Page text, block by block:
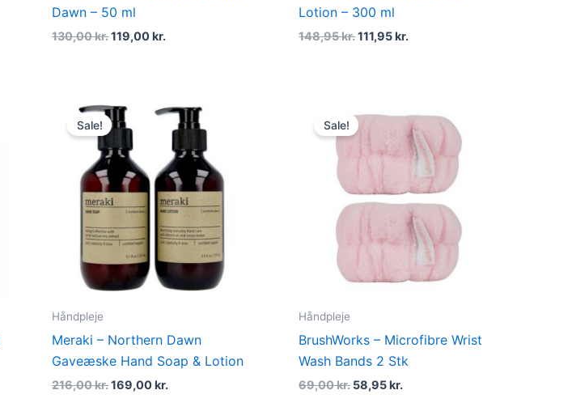
Dawn – 50 ml
130,00kr.119,00kr.
Lotion – 300 ml
148,95kr.111,95kr.
Sale!
Håndpleje
Meraki – Northern Dawn
Gaveæske Hand Soap & Lotion
216,00kr.
Original
price
was:
216,00 kr..
169,00kr.
price
is:
169,00 kr..
Sale!
Håndpleje
BrushWorks – Microfibre Wrist
Wash Bands 2 Stk
69,00kr.
price
was:
58,95kr.
price
is:
58,95 kr..